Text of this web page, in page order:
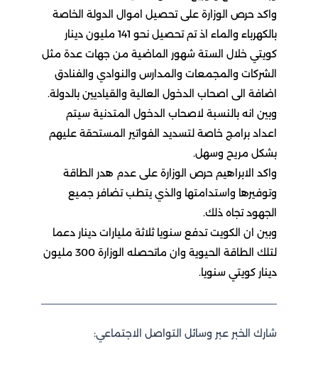
واكد حرص الوزارة على تحصيل اموال الدولة الخاصة
بالكهرباء والماء اذ تم تحصيل نحو 141 مليون دينار
كويتي خلال الستة شهور الماضية من جهات عدة مثل
الشركات والمجمعات والمدارس والنوادي والفنادق
اضافة الى اصحاب الدخول العالية والقياديين بالدولة.
وبين انه بالنسبة لاصحاب الدخول المتدنية سيتم
اعداد برامج خاصة لتسديد الفواتير المستحقة عليهم
بشكل مريح وسهل.
واكد الابراهيم حرص الوزارة على عدم هدر الطاقة
وتوفيرها واستدامتها والذي يتطب تضافر جميع
الجهود تجاه ذلك.
وبين ان الكويت تدفع سنويا ثلاثة مليارات دينار دعما
لتلك الطاقة الحيوية وان ماتحصله الوزارة 300 مليون
دينار كويتي سنويا.
شارك الخبر عبر وسائل التواصل الاجتماعي: